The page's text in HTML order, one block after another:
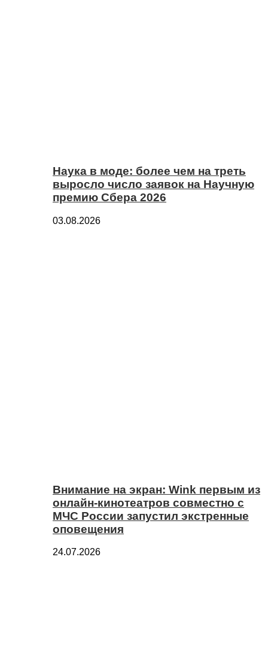
Наука в моде: более чем на треть
выросло число заявок на Научную
премию Сбера 2026
03.08.2026
Внимание на экран: Wink первым из
онлайн-кинотеатров совместно с
МЧС России запустил экстренные
оповещения
24.07.2026